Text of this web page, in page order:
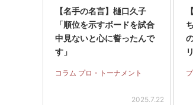
【名手の名言】樋口久子
「順位を示すボードを試合
中見ないと心に誓ったんで
す」
コラム プロ・トーナメント
2025.7.22